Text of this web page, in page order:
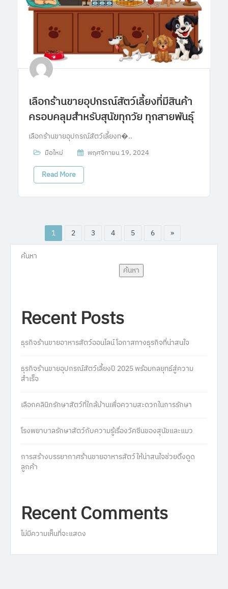
เลือกร้านขายอุปกรณ์สัตว์เลี้ยงที่มีสินค้า
ครอบคลุมสำหรับสุนัขทุกวัย ทุกสายพันธุ์
เลือกร้านขายอุปกรณ์สัตว์เลี้ยงท�..
มือใหม่ พฤศจิกายน 19, 2024
Read More
1 2 3 4 5 6
»
ค้นหา
ค้นหา
Recent Posts
ธุรกิจร้านขายอาหารสัตว์ออนไลน์ โอกาสทางธุรกิจที่น่าสนใจ
ธุรกิจร้านขายอุปกรณ์สัตว์เลี้ยงปี 2025 พร้อมกลยุทธ์สู่ความ
สำเร็จ
เลือกคลินิกรักษาสัตว์ที่ใกล้บ้านเพื่อความสะดวกในการรักษา
โรงพยาบาลรักษาสัตว์กับความรู้เรื่องวัคซีนของสุนัขและแมว
การสร้างบรรยากาศร้านขายอาหารสัตว์ให้น่าสนใจช่วยดึงดูด
ลูกค้า
Recent Comments
ไม่มีความเห็นที่จะแสดง